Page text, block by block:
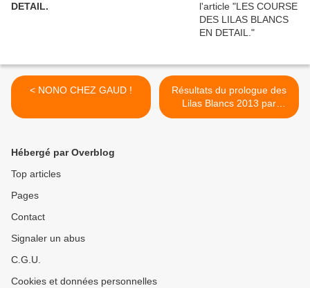
DETAIL.
< NONO CHEZ GAUD !
Résultats du prologue des
Lilas Blancs 2013 par
groupe >
Hébergé par Overblog
Top articles
Pages
Contact
Signaler un abus
C.G.U.
Cookies et données personnelles